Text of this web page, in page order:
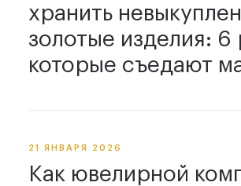
хранить
золотые изделия: 6
которые съедают
21 ЯНВАРЯ 2026
Как ювелирной